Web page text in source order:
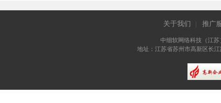
关于我们 推广
中细软网络科技（江
地址：江苏省苏州市高新区长